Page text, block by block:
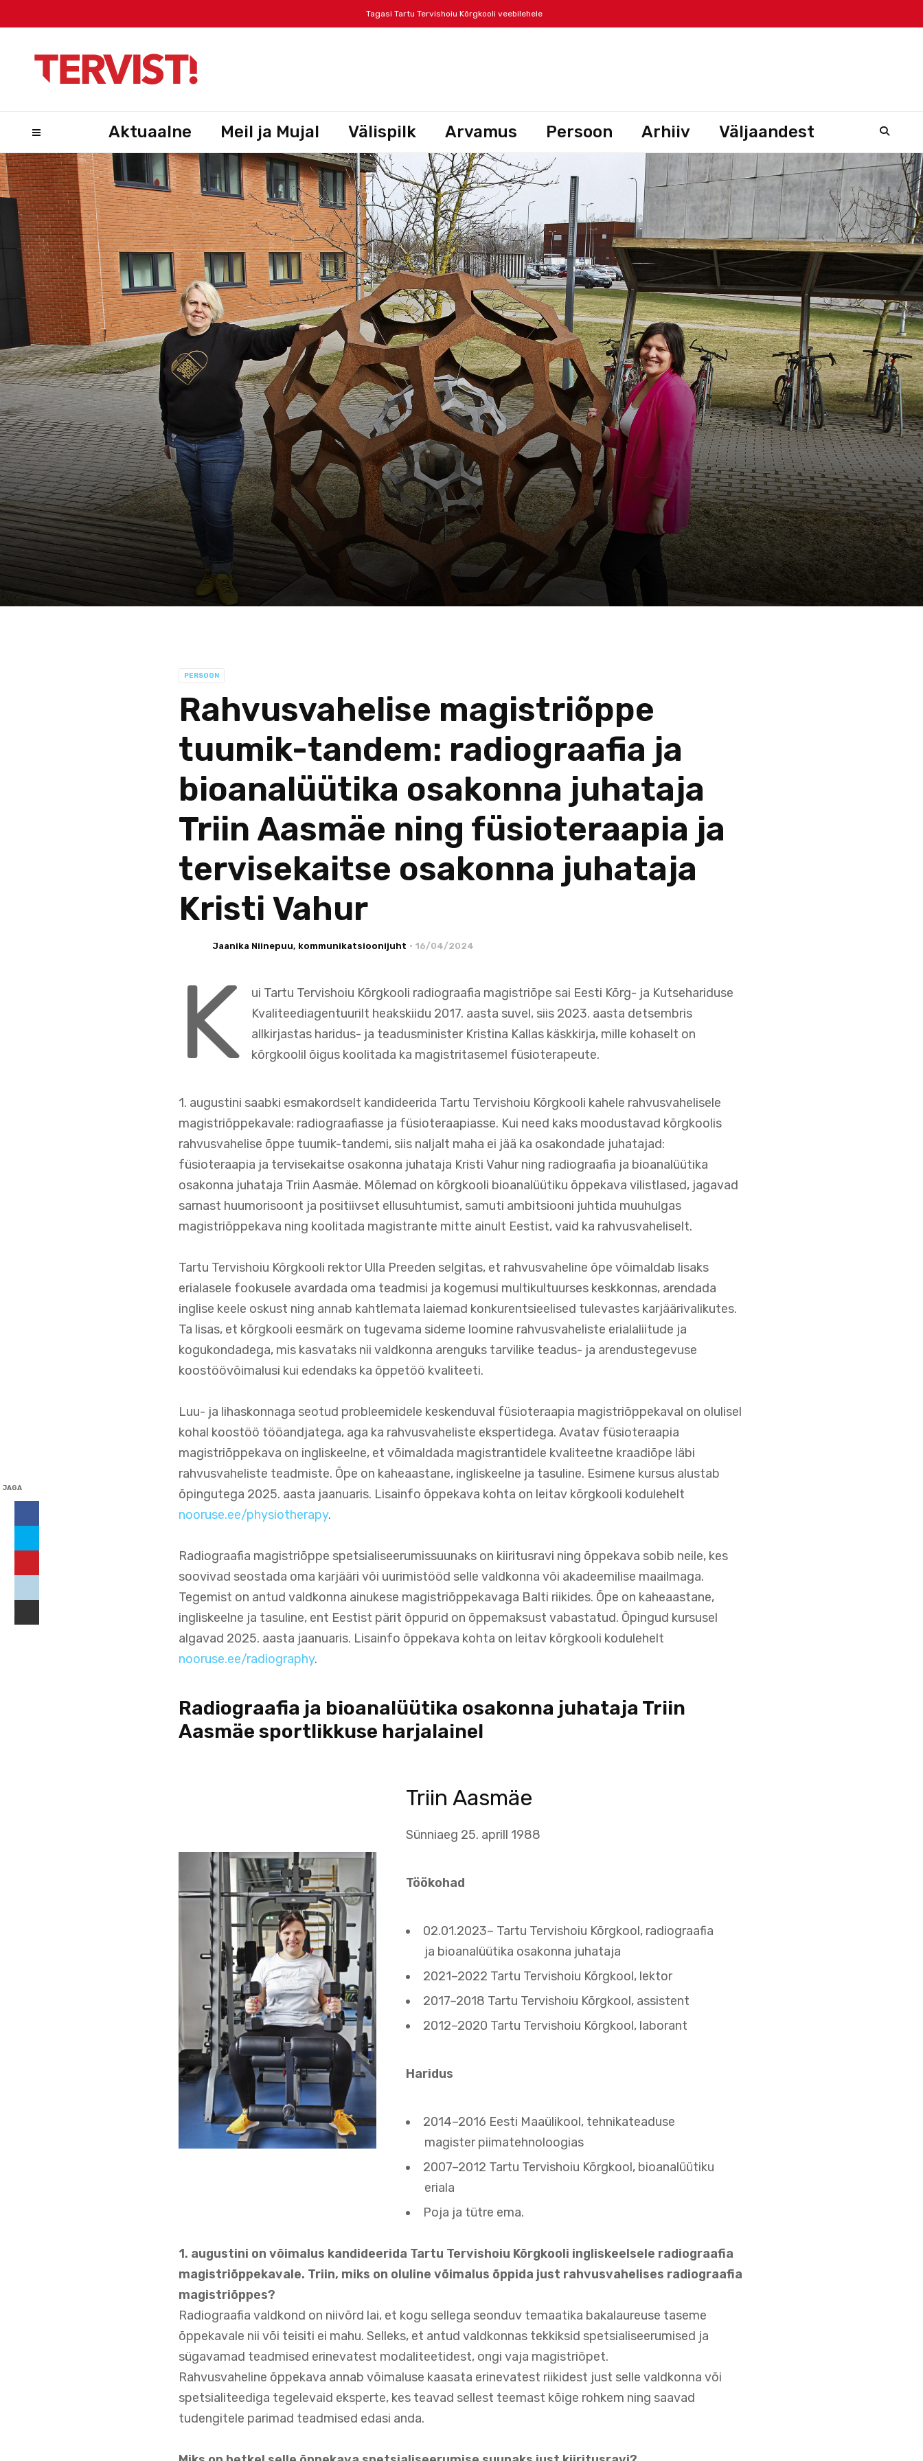
Aktuaalne Meil ja Mujal Välispilk Arvamus Persoon Arhiiv Väljaandest
Tagasi Tartu Tervishoiu Kõrgkooli veebilehele
PERSOON
Rahvusvahelise magistriõppe
tuumik-tandem: radiograafia ja
bioanalüütika osakonna juhataja
Triin Aasmäe ning füsioteraapia ja
tervisekaitse osakonna juhataja
Kristi Vahur
Jaanika Niinepuu, kommunikatsioonijuht 16/04/2024
JAGA
K
ui Tartu Tervishoiu Kõrgkooli radiograafia magistriõpe sai Eesti Kõrg- ja Kutsehariduse
Kvaliteediagentuurilt heakskiidu 2017. aasta suvel, siis 2023. aasta detsembris
allkirjastas haridus- ja teadusminister Kristina Kallas käskkirja, mille kohaselt on
kõrgkoolil õigus koolitada ka magistritasemel füsioterapeute.
1. augustini saabki esmakordselt kandideerida Tartu Tervishoiu Kõrgkooli kahele rahvusvahelisele
magistriõppekavale: radiograafiasse ja füsioteraapiasse. Kui need kaks moodustavad kõrgkoolis
rahvusvahelise õppe tuumik-tandemi, siis naljalt maha ei jää ka osakondade juhatajad:
füsioteraapia ja tervisekaitse osakonna juhataja Kristi Vahur ning radiograafia ja bioanalüütika
osakonna juhataja Triin Aasmäe. Mõlemad on kõrgkooli bioanalüütiku õppekava vilistlased, jagavad
sarnast huumorisoont ja positiivset ellusuhtumist, samuti ambitsiooni juhtida muuhulgas
magistriõppekava ning koolitada magistrante mitte ainult Eestist, vaid ka rahvusvaheliselt.
Tartu Tervishoiu Kõrgkooli rektor Ulla Preeden selgitas, et rahvusvaheline õpe võimaldab lisaks
erialasele fookusele avardada oma teadmisi ja kogemusi multikultuurses keskkonnas, arendada
inglise keele oskust ning annab kahtlemata laiemad konkurentsieelised tulevastes karjäärivalikutes.
Ta lisas, et kõrgkooli eesmärk on tugevama sideme loomine rahvusvaheliste erialaliitude ja
kogukondadega, mis kasvataks nii valdkonna arenguks tarvilike teadus- ja arendustegevuse
koostöövõimalusi kui edendaks ka õppetöö kvaliteeti.
Luu- ja lihaskonnaga seotud probleemidele keskenduval füsioteraapia magistriõppekaval on olulisel
kohal koostöö tööandjatega, aga ka rahvusvaheliste ekspertidega. Avatav füsioteraapia
magistriõppekava on ingliskeelne, et võimaldada magistrantidele kvaliteetne kraadiõpe läbi
rahvusvaheliste teadmiste. Õpe on kaheaastane, ingliskeelne ja tasuline. Esimene kursus alustab
õpingutega 2025. aasta jaanuaris. Lisainfo õppekava kohta on leitav kõrgkooli kodulehelt
nooruse.ee/physiotherapy.
Radiograafia magistriõppe spetsialiseerumissuunaks on kiiritusravi ning õppekava sobib neile, kes
soovivad seostada oma karjääri või uurimistööd selle valdkonna või akadeemilise maailmaga.
Tegemist on antud valdkonna ainukese magistriõppekavaga Balti riikides. Õpe on kaheaastane,
ingliskeelne ja tasuline, ent Eestist pärit õppurid on õppemaksust vabastatud. Õpingud kursusel
algavad 2025. aasta jaanuaris. Lisainfo õppekava kohta on leitav kõrgkooli kodulehelt
nooruse.ee/radiography.
Radiograafia ja bioanalüütika osakonna juhataja Triin
Aasmäe sportlikkuse harjalainel
Triin Aasmäe
Sünniaeg 25. aprill 1988
Töökohad
02.01.2023– Tartu Tervishoiu Kõrgkool, radiograafia
ja bioanalüütika osakonna juhataja
2021–2022 Tartu Tervishoiu Kõrgkool, lektor
2017–2018 Tartu Tervishoiu Kõrgkool, assistent
2012–2020 Tartu Tervishoiu Kõrgkool, laborant
Haridus
2014–2016 Eesti Maaülikool, tehnikateaduse
magister piimatehnoloogias
2007–2012 Tartu Tervishoiu Kõrgkool, bioanalüütiku
eriala
Poja ja tütre ema.
1. augustini on võimalus kandideerida Tartu Tervishoiu Kõrgkooli ingliskeelsele radiograafia
magistriõppekavale. Triin, miks on oluline võimalus õppida just rahvusvahelises radiograafia
magistriõppes?
Radiograafia valdkond on niivõrd lai, et kogu sellega seonduv temaatika bakalaureuse taseme
õppekavale nii või teisiti ei mahu. Selleks, et antud valdkonnas tekkiksid spetsialiseerumised ja
sügavamad teadmised erinevatest modaliteetidest, ongi vaja magistriõpet.
Rahvusvaheline õppekava annab võimaluse kaasata erinevatest riikidest just selle valdkonna või
spetsialiteediga tegelevaid eksperte, kes teavad sellest teemast kõige rohkem ning saavad
tudengitele parimad teadmised edasi anda.